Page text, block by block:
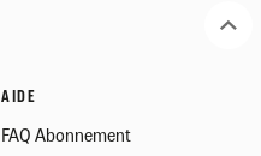
AIDE
FAQ Abonnement